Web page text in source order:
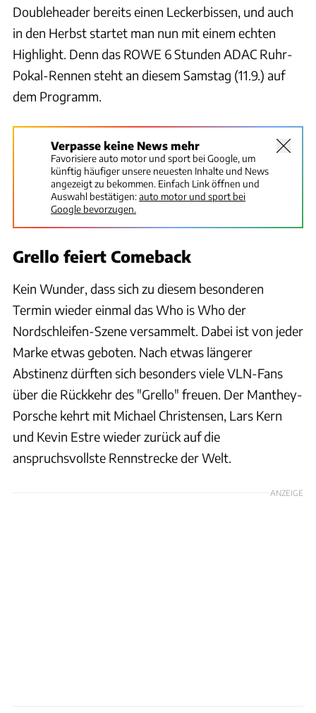
Doubleheader bereits einen Leckerbissen, und auch
in den Herbst startet man nun mit einem echten
Highlight. Denn das ROWE 6 Stunden ADAC Ruhr-
Pokal-Rennen steht an diesem Samstag (11.9.) auf
dem Programm.
Verpasse keine News mehr
Favorisiere auto motor und sport bei Google, um
künftig häufiger unsere neuesten Inhalte und News
angezeigt zu bekommen. Einfach Link öffnen und
Auswahl bestätigen:auto motor und sport bei
Google bevorzugen.
Grello feiert Comeback
Kein Wunder, dass sich zu diesem besonderen
Termin wieder einmal das Who is Who der
Nordschleifen-Szene versammelt. Dabei ist von jeder
Marke etwas geboten. Nach etwas längerer
Abstinenz dürften sich besonders viele VLN-Fans
über die Rückkehr des "Grello" freuen. Der Manthey-
Porsche kehrt mit Michael Christensen, Lars Kern
und Kevin Estre wieder zurück auf die
anspruchsvollste Rennstrecke der Welt.
ANZEIGE